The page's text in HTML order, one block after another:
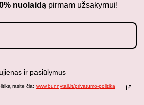
nuolaidą pirmam užsakymui!
ir pasiūlymus
rasite čia: www.bunnytail.lt/privatumo-politika